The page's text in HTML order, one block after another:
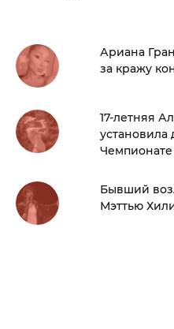
Ариана
за кражу
17-летняя
Бывший
Мэттью